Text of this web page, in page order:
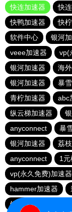
快连加速器
快
快鸭加速器
快
软件中心
银河
veee加速器
vp(
银河加速器
海
银河加速器
暴
青柠加速器
abc
纵云梯加速器
anyconnect
暴
银河加速器
荔
anyconnect
1元
vp(永久免费)加速器
hammer加速器
银河加速器